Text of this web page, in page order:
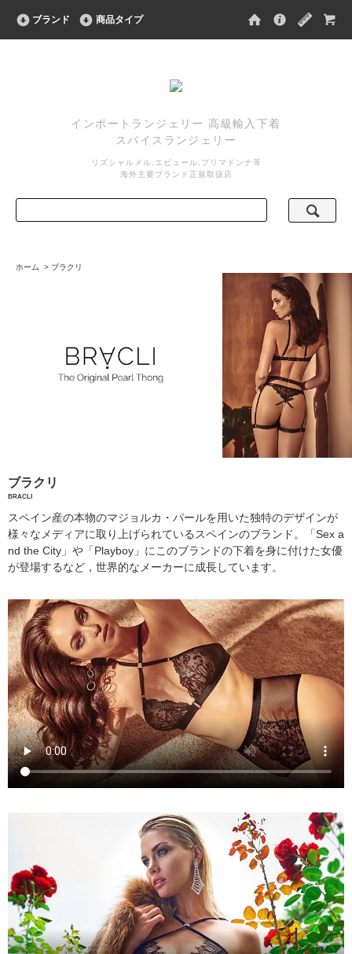
ブランド 商品タイプ
インポートランジェリー 高級輸入下着
スパイスランジェリー
リズシャルメル,エピュール,プリマドンナ等
海外主要ブランド正規取扱店
ホーム > ブラクリ
ブラクリ
BRACLI
スペイン産の本物のマジョルカ・パールを用いた独特のデザインが
様々なメディアに取り上げられているスペインのブランド。「Sex a
nd the City」や「Playboy」にこのブランドの下着を身に付けた女優
が登場するなど，世界的なメーカーに成長しています。